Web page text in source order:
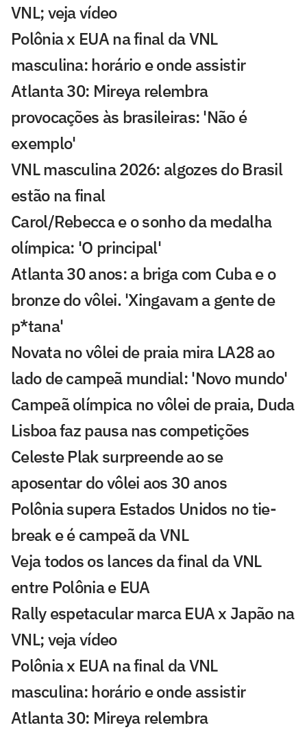
VNL; veja vídeo
Polônia x EUA na final da VNL
masculina: horário e onde assistir
Atlanta 30: Mireya relembra
provocações às brasileiras: 'Não é
exemplo'
VNL masculina 2026: algozes do Brasil
estão na final
Carol/Rebecca e o sonho da medalha
olímpica: 'O principal'
Atlanta 30 anos: a briga com Cuba e o
bronze do vôlei. 'Xingavam a gente de
p*tana'
Novata no vôlei de praia mira LA28 ao
lado de campeã mundial: 'Novo mundo'
Campeã olímpica no vôlei de praia, Duda
Lisboa faz pausa nas competições
Celeste Plak surpreende ao se
aposentar do vôlei aos 30 anos
Polônia supera Estados Unidos no tie-
break e é campeã da VNL
Veja todos os lances da final da VNL
entre Polônia e EUA
Rally espetacular marca EUA x Japão na
VNL; veja vídeo
Polônia x EUA na final da VNL
masculina: horário e onde assistir
Atlanta 30: Mireya relembra